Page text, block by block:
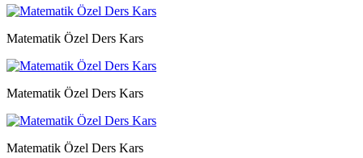
Matematik Özel Ders Kars
Matematik Özel Ders Kars
Matematik Özel Ders Kars